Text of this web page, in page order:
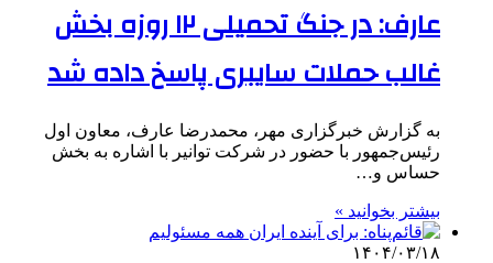
عارف: در جنگ تحمیلی ۱۲ روزه بخش
غالب حملات سایبری پاسخ داده شد
به گزارش خبرگزاری مهر، محمدرضا عارف، معاون اول
رئیس‌جمهور با حضور در شرکت توانیر با اشاره به بخش
حساس و…
بیشتر بخوانید »
۱۴۰۴/۰۳/۱۸